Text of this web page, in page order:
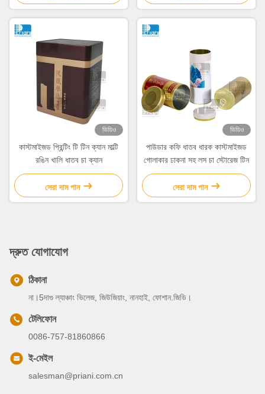
ভিডিও
কাস্টমাইজড প্রিন্টিং টি টিন ক্যান মাল্টি
রঙিন খালি ধাতব চা ক্যান
সেরা দাম পান
ভিডিও
পাউডার কফি ধাতব ধারক কাস্টমাইজড
গোলাকার ঢাকনা সহ লস চা স্টোরেজ টিন
সেরা দাম পান
দ্রুত যোগাযোগ
ঠিকানা
না।5দাগু ল্যাঞ্চাং ভিলেজ, জিউজিয়াং, নানহাই, ফোশান.জিডি।
টেলিফোন
0086-757-81860866
ই-মেইল
salesman@priani.com.cn